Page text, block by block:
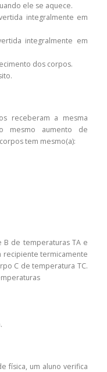
ele se aquece.
integralmente em
integralmente em
dos corpos.
receberam a mesma
mesmo aumento de
tem mesmo(a):
B de temperaturas TA e
recipiente termicamente
C de temperatura TC.
física, um aluno verifica